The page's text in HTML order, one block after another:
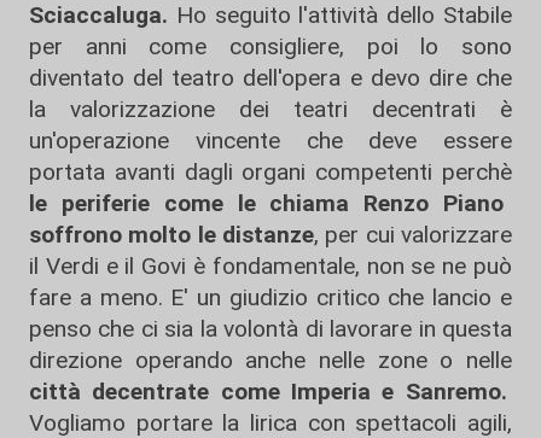
Sciaccaluga. Ho seguito l'attività dello Stabile
per anni come consigliere, poi lo sono
diventato del teatro dell'opera e devo dire che
la valorizzazione dei teatri decentrati è
un'operazione vincente che deve essere
portata avanti dagli organi competenti perchè
le periferie come le chiama Renzo Piano
soffrono molto le distanze, per cui valorizzare
il Verdi e il Govi è fondamentale, non se ne può
fare a meno. E' un giudizio critico che lancio e
penso che ci sia la volontà di lavorare in questa
direzione operando anche nelle zone o nelle
città decentrate come Imperia e Sanremo.
Vogliamo portare la lirica con spettacoli agili,